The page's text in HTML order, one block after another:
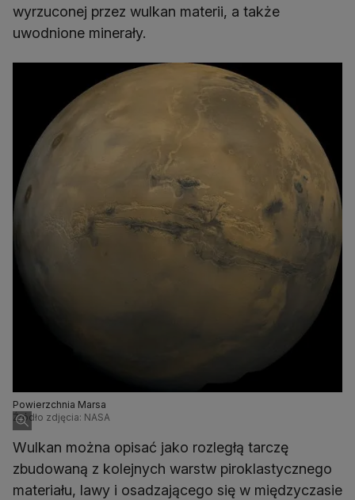
wyrzuconej przez wulkan materii, a także
uwodnione minerały.
Powierzchnia Marsa
Źródło zdjęcia: NASA
Wulkan można opisać jako rozległą tarczę
zbudowaną z kolejnych warstw piroklastycznego
materiału, lawy i osadzającego się w międzyczasie